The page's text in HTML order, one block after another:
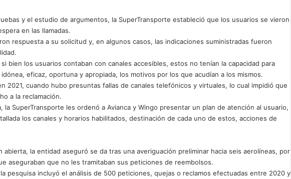
y el estudio de argumentos, la SuperTransporte estableció que los usuarios se vieron
en las llamadas.
respuesta a su solicitud y, en algunos casos, las indicaciones suministradas fueron
bien los usuarios contaban con canales accesibles, estos no tenían la capacidad para
eficaz, oportuna y apropiada, los motivos por los que acudían a los mismos.
2021, cuando hubo presuntas fallas de canales telefónicos y virtuales, lo cual impidió que
a la reclamación.
la SuperTransporte les ordenó a Avianca y Wingo presentar un plan de atención al usuario,
los canales y horarios habilitados, destinación de cada uno de estos, acciones de
abierta, la entidad aseguró se da tras una averiguación preliminar hacia seis aerolíneas, por
aseguraban que no les tramitaban sus peticiones de reembolsos.
pesquisa incluyó el análisis de 500 peticiones, quejas o reclamos efectuadas entre 2020 y